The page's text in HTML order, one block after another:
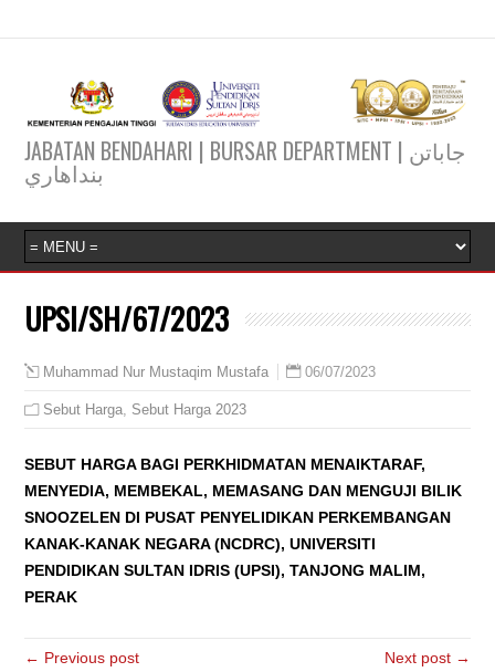
JABATAN BENDAHARI | BURSAR DEPARTMENT | جاباتن
بنداهاري
UPSI/SH/67/2023
Muhammad Nur Mustaqim Mustafa 06/07/2023
Sebut Harga, Sebut Harga 2023
SEBUT HARGA BAGI PERKHIDMATAN MENAIKTARAF,
MENYEDIA, MEMBEKAL, MEMASANG DAN MENGUJI BILIK
SNOOZELEN DI PUSAT PENYELIDIKAN PERKEMBANGAN
KANAK-KANAK NEGARA (NCDRC), UNIVERSITI
PENDIDIKAN SULTAN IDRIS (UPSI), TANJONG MALIM,
PERAK
← Previous post Next post →